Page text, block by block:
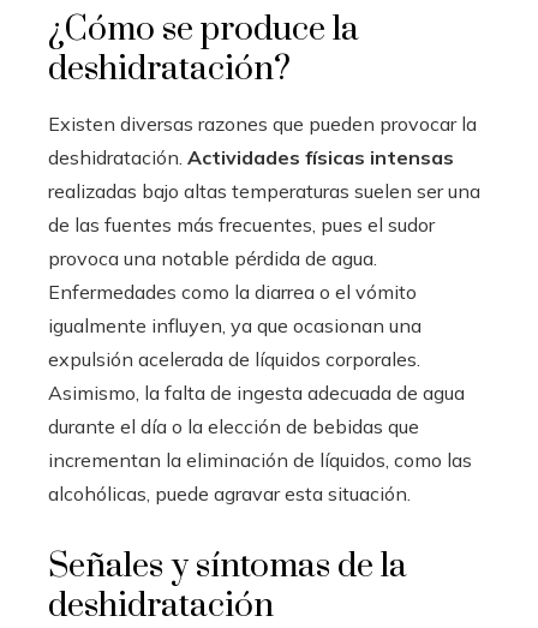
¿Cómo se produce la
deshidratación?
Existen diversas razones que pueden provocar la
deshidratación. Actividades físicas intensas
realizadas bajo altas temperaturas suelen ser una
de las fuentes más frecuentes, pues el sudor
provoca una notable pérdida de agua.
Enfermedades como la diarrea o el vómito
igualmente influyen, ya que ocasionan una
expulsión acelerada de líquidos corporales.
Asimismo, la falta de ingesta adecuada de agua
durante el día o la elección de bebidas que
incrementan la eliminación de líquidos, como las
alcohólicas, puede agravar esta situación.
Señales y síntomas de la
deshidratación